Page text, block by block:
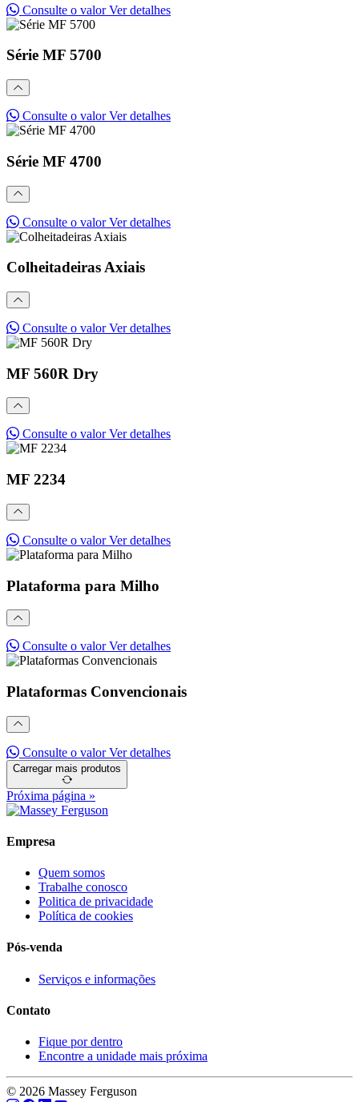
Consulte o valorVer detalhes
Série MF 5700
Consulte o valorVer detalhes
Série MF 4700
Consulte o valorVer detalhes
Colheitadeiras Axiais
Consulte o valorVer detalhes
MF 560R Dry
Consulte o valorVer detalhes
MF 2234
Consulte o valorVer detalhes
Plataforma para Milho
Consulte o valorVer detalhes
Plataformas Convencionais
Consulte o valorVer detalhes
Carregar mais produtos
Próxima página »
Empresa
Quem somos
Trabalhe conosco
Politica de privacidade
Política de cookies
Pós-venda
Serviços e informações
Contato
Fique por dentro
Encontre a unidade mais próxima
© 2026 Massey Ferguson